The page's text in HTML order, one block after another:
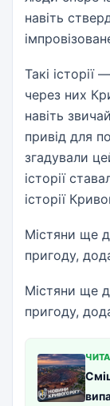
навіть
Такі
через них
навіть
привід для
згадували
історії
історії
Містяни ще
пригоду,
Містяни ще
пригоду,